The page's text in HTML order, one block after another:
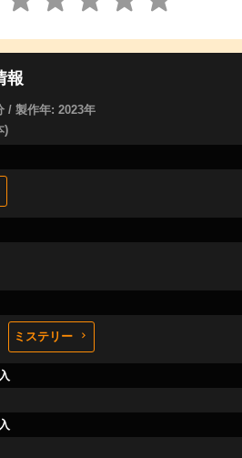
報
/ 製作年: 2023年
)
ミステリー